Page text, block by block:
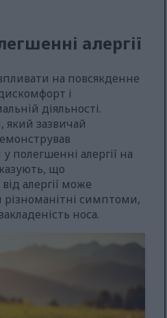
алергії
на повсякденне
і
діяльності.
який зазвичай
полегшенні алергії на
що
алергії може
симптоми,
носа.